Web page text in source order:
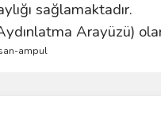
sağlamaktadır.
Arayüzü)